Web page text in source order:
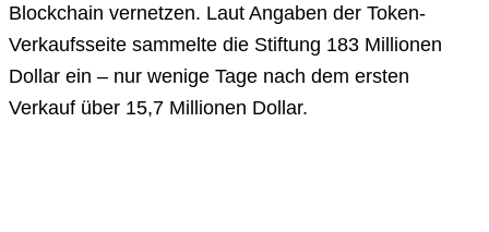
Blockchain vernetzen. Laut Angaben der Token-
Verkaufsseite sammelte die Stiftung 183 Millionen
Dollar ein – nur wenige Tage nach dem ersten
Verkauf über 15,7 Millionen Dollar.